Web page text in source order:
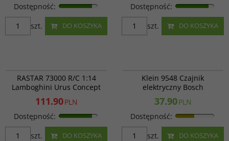
Dostępność:
DO KOSZYKA
szt.
Dostępność:
DO KOSZYKA
szt.
PROMOCJA
RASTAR 73000 R/C 1:14
Lamboghini Urus Concept
111.90PLN
Dostępność:
DO KOSZYKA
szt.
Klein 9548 Czajnik
elektryczny Bosch
37.90PLN
Dostępność:
DO KOSZYKA
szt.